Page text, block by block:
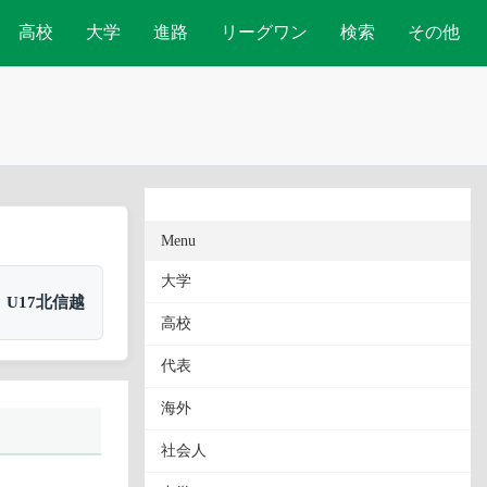
高校 大学 進路 リーグワン 検索 その他
U17北信越
Menu
大学
高校
代表
海外
社会人